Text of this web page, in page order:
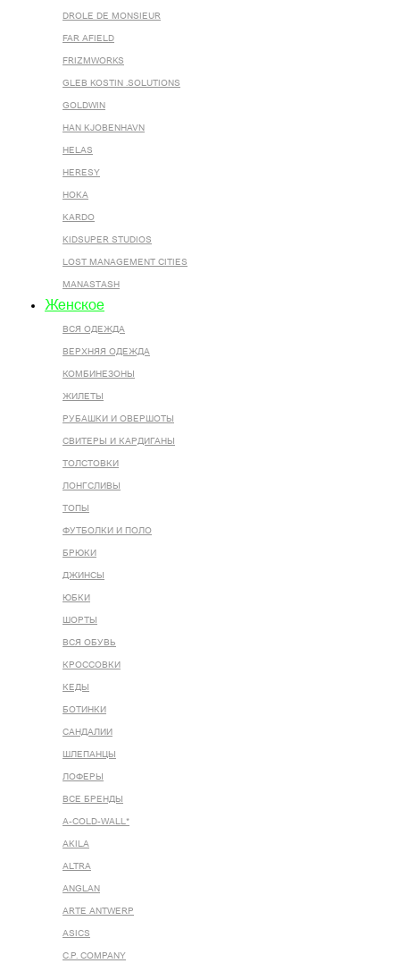
DROLE DE MONSIEUR
FAR AFIELD
FRIZMWORKS
GLEB KOSTIN .SOLUTIONS
GOLDWIN
HAN KJOBENHAVN
HELAS
HERESY
HOKA
KARDO
KIDSUPER STUDIOS
LOST MANAGEMENT CITIES
MANASTASH
Женское
ВСЯ ОДЕЖДА
ВЕРХНЯЯ ОДЕЖДА
КОМБИНЕЗОНЫ
ЖИЛЕТЫ
РУБАШКИ И ОВЕРШОТЫ
СВИТЕРЫ И КАРДИГАНЫ
ТОЛСТОВКИ
ЛОНГСЛИВЫ
ТОПЫ
ФУТБОЛКИ И ПОЛО
БРЮКИ
ДЖИНСЫ
ЮБКИ
ШОРТЫ
ВСЯ ОБУВЬ
КРОССОВКИ
КЕДЫ
БОТИНКИ
САНДАЛИИ
ШЛЕПАНЦЫ
ЛОФЕРЫ
ВСЕ БРЕНДЫ
A-COLD-WALL*
AKILA
ALTRA
ANGLAN
ARTE ANTWERP
ASICS
C.P. COMPANY